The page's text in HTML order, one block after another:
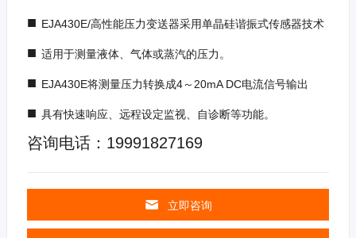
■ EJA430E/高性能压力变送器采用单晶硅谐振式传感器技术
■ 适用于测量液体、气体或蒸汽的压力。
■ EJA430E将测量压力转换成4～20mA DC电流信号输出
■ 具有快速响应、远程设定监视、自诊断等功能。
咨询电话：19991827169
立即咨询